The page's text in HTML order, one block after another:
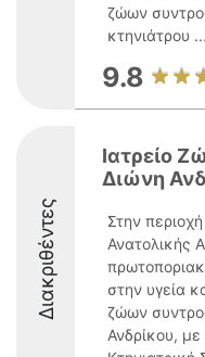
ζώων
κτηνιάτρου ...
9.8
Διακριθέντες
Ιατρείο
Διώνη
Στην
Ανατολικής
στην υγεία
ζώων
Ανδρίκου,